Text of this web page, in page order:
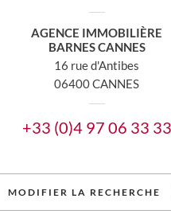
AGENCE IMMOBILIÈRE
BARNES CANNES
16 rue d'Antibes
06400 CANNES
+33 (0)4 97 06 33 33
MODIFIER LA RECHERCHE